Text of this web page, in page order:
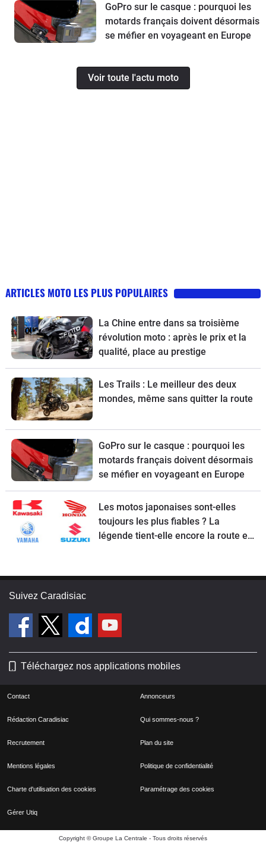
GoPro sur le casque : pourquoi les
motards français doivent désormais
se méfier en voyageant en Europe
Voir toute l'actu moto
ARTICLES MOTO LES PLUS POPULAIRES
La Chine entre dans sa troisième
révolution moto : après le prix et la
qualité, place au prestige
Les Trails : Le meilleur des deux
mondes, même sans quitter la route
GoPro sur le casque : pourquoi les
motards français doivent désormais
se méfier en voyageant en Europe
Les motos japonaises sont-elles
toujours les plus fiables ? La
légende tient-elle encore la route en
Suivez Caradisiac
Téléchargez nos applications mobiles
Contact Annonceurs
Rédaction Caradisiac Qui sommes-nous ?
Recrutement Plan du site
Mentions légales Politique de confidentialité
Charte d'utilisation des cookies Paramétrage des cookies
Gérer Utiq
Copyright © Groupe La Centrale - Tous droits réservés